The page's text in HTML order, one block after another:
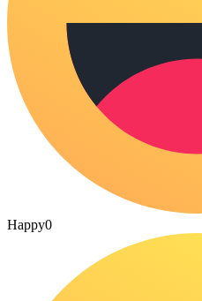
Happy0